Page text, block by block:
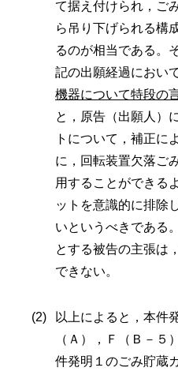
て据え付けられ，ご
ら吊り下げられる構
るのが相当である。
記の出願経過におい
機器について特段の
と，原告（出願人）
トについて，補正に
に，回転装置欠落ご
用することができる
ットを意識的に排除
いというべきである
とする被告の主張は
できない。
以上によると，本件
（Ａ），Ｆ（Ｂ－５
件発明１のごみ貯蔵